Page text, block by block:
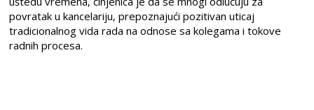
povratak u kancelariju, prepoznajući pozitivan uticaj
tradicionalnog vida rada na odnose sa kolegama i tokove
radnih procesa.